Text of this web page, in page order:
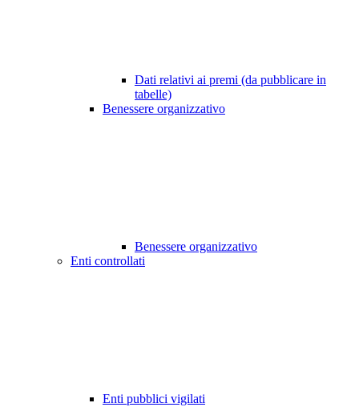
Dati relativi ai premi (da pubblicare in
tabelle)
Benessere organizzativo
Benessere organizzativo
Enti controllati
Enti pubblici vigilati